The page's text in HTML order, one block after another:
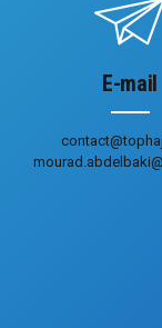
E-mail